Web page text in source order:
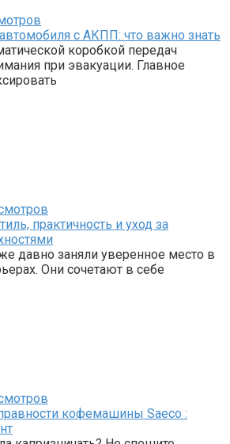
с АКПП: что важно знать
коробкой передач
при эвакуации. Главное
практичность и уход за
давно заняли уверенное место в
Они сочетают в себе
кофемашины Saeco :